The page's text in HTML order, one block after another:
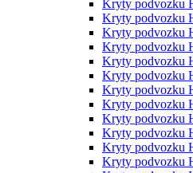
Kryty podvozku
Kryty podvozku
Kryty podvozku
Kryty podvozku
Kryty podvozku
Kryty podvozku
Kryty podvozku
Kryty podvozku
Kryty podvozku
Kryty podvozku
Kryty podvozku
Kryty podvozku